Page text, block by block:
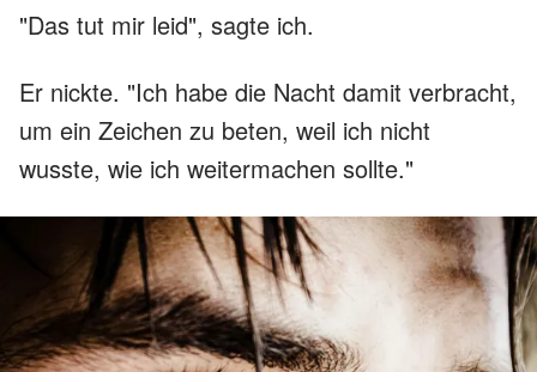
"Das tut mir leid", sagte ich.
Er nickte. "Ich habe die Nacht damit verbracht,
um ein Zeichen zu beten, weil ich nicht
wusste, wie ich weitermachen sollte."